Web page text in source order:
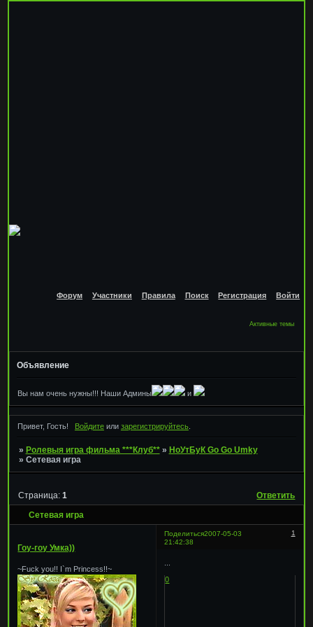
Форум Участники Правила Поиск Регистрация Войти
Активные темы
Объявление
Вы нам очень нужны!!! Наши Админы и
Привет, Гость! Войдитеили зарегистрируйтесь.
» Ролевыя игра фильма ***Клуб** » НоУтБуК Go Go Umky
» Сетевая игра
Сетевая игра
Страница: 1 Ответить
Поделиться 1
2007-05-03
21:42:38
Гоу-гоу Умка))
~Fuck you!! I`m Princess!!~
0